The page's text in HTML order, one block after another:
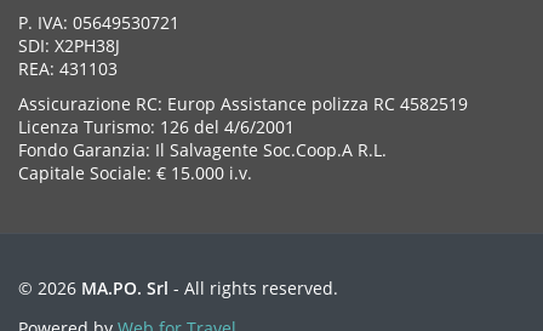
P. IVA: 05649530721
SDI: X2PH38J
REA: 431103
Assicurazione RC: Europ Assistance polizza RC 4582519
Licenza Turismo: 126 del 4/6/2001
Fondo Garanzia: Il Salvagente Soc.Coop.A R.L.
Capitale Sociale: € 15.000 i.v.
© 2026 MA.PO. Srl - All rights reserved.